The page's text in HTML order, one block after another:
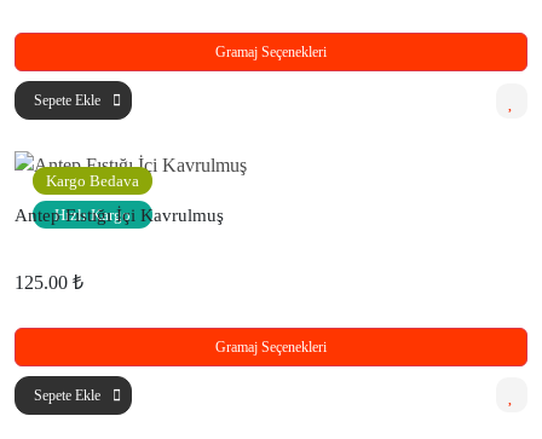
Gramaj Seçenekleri
Sepete Ekle
Kargo Bedava
Hızlı Kargo
Antep Fıstığı İçi Kavrulmuş
125.00 ₺
Gramaj Seçenekleri
Sepete Ekle